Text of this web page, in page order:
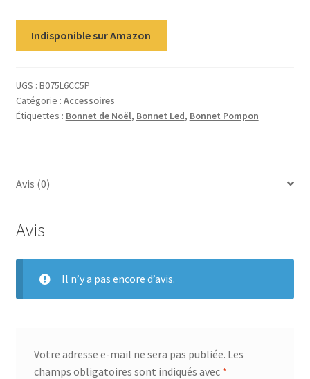
Indisponible sur Amazon
UGS : B075L6CC5P
Catégorie : Accessoires
Étiquettes : Bonnet de Noël, Bonnet Led, Bonnet Pompon
Avis (0)
Avis
Il n’y a pas encore d’avis.
Votre adresse e-mail ne sera pas publiée. Les
champs obligatoires sont indiqués avec *